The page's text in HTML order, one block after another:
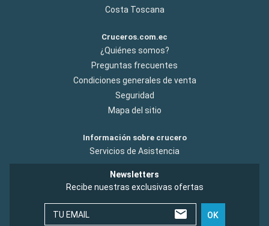
Costa Toscana
Cruceros.com.ec
¿Quiénes somos?
Preguntas frecuentes
Condiciones generales de venta
Seguridad
Mapa del sitio
Información sobre crucero
Servicios de Asistencia
Newsletters
Recibe nuestras exclusivas ofertas
TU EMAIL OK